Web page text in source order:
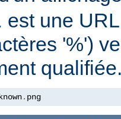
est une
'%')
. png